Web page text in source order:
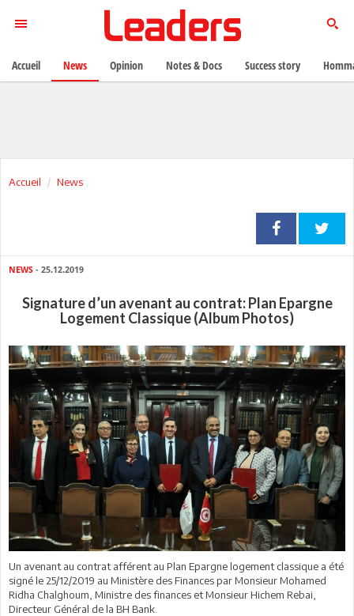
Accueil News
NEWS - 25.12.2019
Signature d’un avenant au contrat: Plan Epargne
Logement Classique (Album Photos)
Un avenant au contrat afférent au Plan Epargne logement classique a été
signé le 25/12/2019 au Ministère des Finances par Monsieur Mohamed
Ridha Chalghoum, Ministre des finances et Monsieur Hichem Rebai,
Directeur Général de la BH Bank.
Accueil News Opinion Notes & Docs Success story